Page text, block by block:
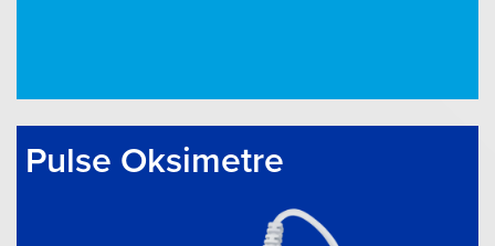
Pulse Oksimetre